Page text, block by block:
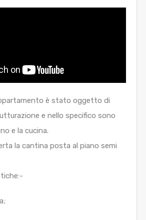
è stato oggetto di
e nello specifico sono
e la cucina.
la cantina posta al piano semi